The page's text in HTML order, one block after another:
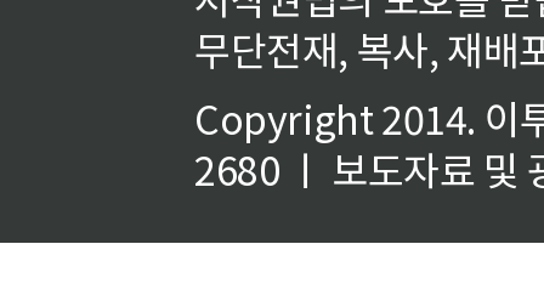
무단전재, 복사, 재배
Copyright 2014. 이
2680 ㅣ 보도자료